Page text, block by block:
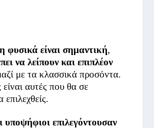
φυσικά είναι σημαντική,
να λείπουν και επιπλέον
με τα κλασσικά προσόντα.
είναι αυτές που θα σε
υποψήφιοι επιλεγόντουσαν